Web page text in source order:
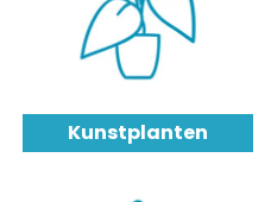
Kunstplanten